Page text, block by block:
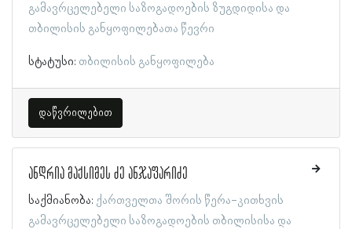
გამავრცელებელი საზოგადოების ზუგდიდისა და
თბილისის განყოფილებათა წევრი
სტატუსი: თბილისის განყოფილება
დაწვრილებით
ანდრია მაქსიმეს ძე ანჯაფარიძე
საქმიანობა: ქართველთა შორის წერა-კითხვის
გამავრცელებელი საზოგადოების თბილისისა და